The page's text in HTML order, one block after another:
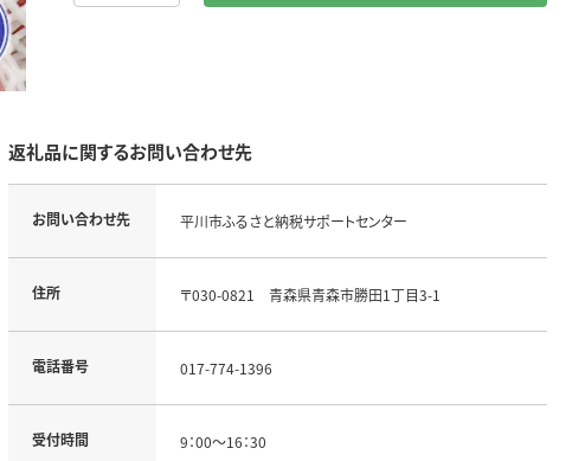
返礼品に関するお問い合わせ先
お問い合わせ先 平川市ふるさと納税サポートセンター
住所 〒030-0821 青森県青森市勝田1丁目3-1
電話番号 017-774-1396
受付時間 9：00～16：30